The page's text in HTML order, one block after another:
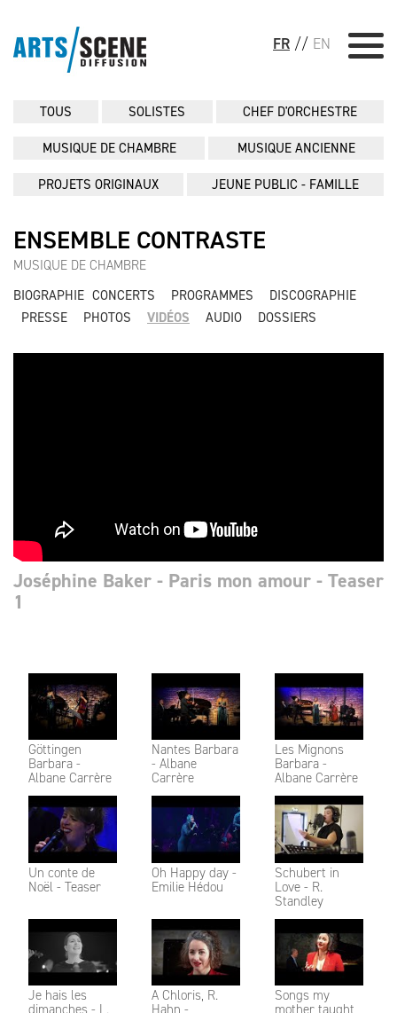
FR // EN
TOUS SOLISTES CHEF D'ORCHESTRE
MUSIQUE DE CHAMBRE MUSIQUE ANCIENNE
PROJETS ORIGINAUX JEUNE PUBLIC - FAMILLE
ENSEMBLE CONTRASTE
MUSIQUE DE CHAMBRE
BIOGRAPHIE CONCERTS PROGRAMMES
DISCOGRAPHIE
PRESSE
PHOTOS VIDÉOS AUDIO DOSSIERS
Göttingen
Barbara -
Albane Carrère
Nantes Barbara
- Albane
Carrère
Les Mignons
Barbara -
Albane Carrère
Un conte de
Noël - Teaser
Oh Happy day -
Emilie Hédou
Schubert in
Love - R.
Standley
Je hais les
dimanches - L.
A Chloris, R.
Hahn -
Songs my
mother taught
Joséphine Baker - Paris mon amour - Teaser
1